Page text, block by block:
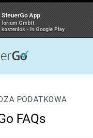
SteuerGo App
forium GmbH
kostenlos - In Google Play
PODATKOWA
FAQs